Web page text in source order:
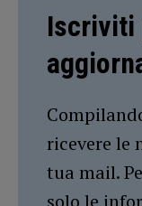
Iscriviti
ricevere le
tua mail.
solo le